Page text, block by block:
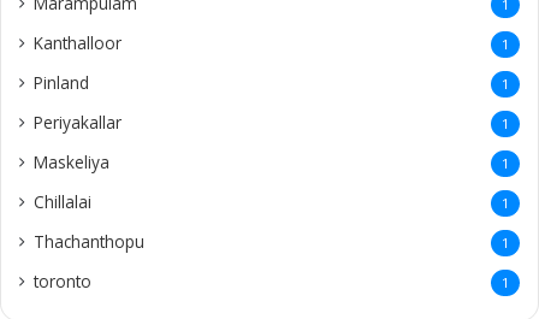
1
Kanthalloor 1
Pinland 1
Periyakallar 1
Maskeliya 1
Chillalai 1
Thachanthopu 1
toronto 1